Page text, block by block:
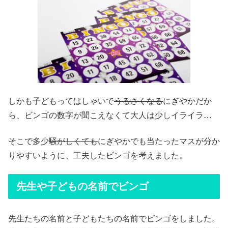
しかも子どもってはしゃいでうるさくなるにぎやかだか
ら、ビンゴの数字が聞こえなくて大人は少しイライラ…
そこで多少騒がしくてもにぎやかでも当たったマスが分か
りやすいように、工夫したビンゴを考えました。
先生や子どもの名前でビンゴ
先生たちの名前と子どもたちの名前でビンゴをしました。